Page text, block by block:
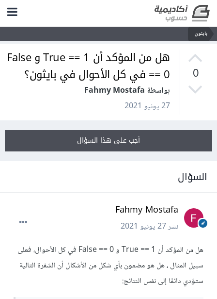
بايثون
0
هل من المؤكد أن True == 1 و False
== 0 في كل الأحوال في بايثون؟
بواسطة Fahmy Mostafa
27 يونيو 2021
أجب على هذا السؤال
السؤال
Fahmy Mostafa
نشر27 يونيو 2021
هل من المؤكد أن True == 1 و False == 0 في كل الأحوال، فعلى
سبيل المثال ، هل هو مضمون بأي شكل من الأشكال أن الشفرة التالية
ستؤدي دائمًا إلى نفس النتائج: